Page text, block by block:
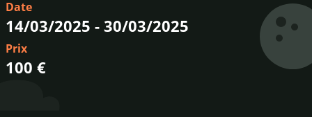
Date
14/03/2025 - 30/03/2025
Prix
100 €